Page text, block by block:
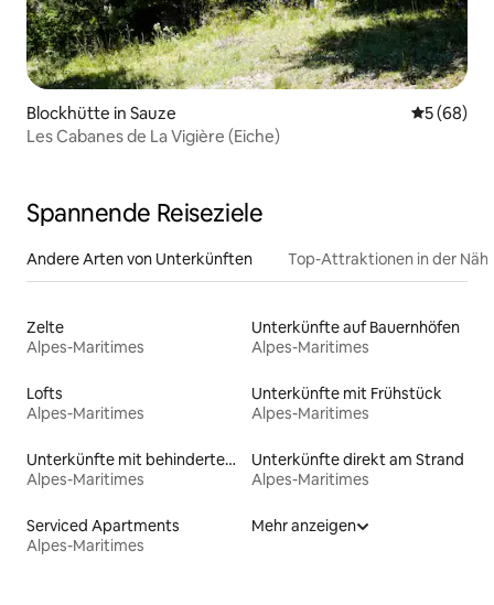
Blockhütte in Sauze
5 (68)
Les Cabanes de La Vigière (Eiche)
Spannende Reiseziele
Andere Arten von Unterkünften Top-Attraktionen in der
Zelte
Alpes-Maritimes
Unterkünfte auf Bauernhöfen
Alpes-Maritimes
Lofts
Alpes-Maritimes
Unterkünfte mit Frühstück
Alpes-Maritimes
Unterkünfte mit behindertengerechtem Bett
Alpes-Maritimes
Unterkünfte direkt am Strand
Alpes-Maritimes
Serviced Apartments
Alpes-Maritimes
Mehr anzeigen